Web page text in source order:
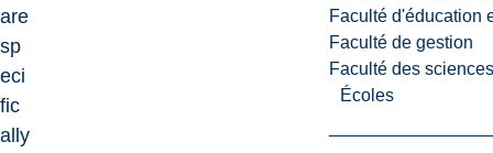
Faculté d'éducation
Faculté de gestion
Faculté des
Écoles
are
sp
eci
fic
ally